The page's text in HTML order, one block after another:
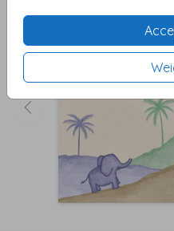
De labels worden gedrukt
kunnen naar wens worden
. Het labeltje
50mm en worden per 18
een vooraf gestanst
of lintje bevestigd kunnen
Via de handige editor kun
personaliseren.